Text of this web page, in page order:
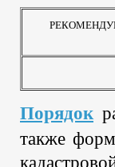
Порядок
также